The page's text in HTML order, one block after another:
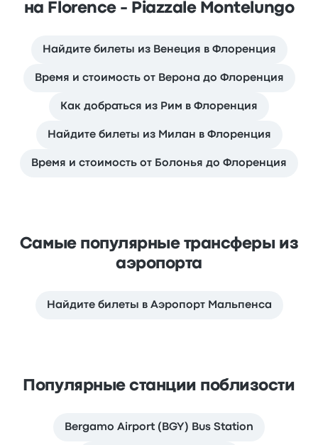
на Florence - Piazzale Montelungo
Найдите билеты из Венеция в Флоренция
Время и стоимость от Верона до Флоренция
Как добраться из Рим в Флоренция
Найдите билеты из Милан в Флоренция
Время и стоимость от Болонья до Флоренция
Самые популярные трансферы из
аэропорта
Найдите билеты в Аэропорт Мальпенса
Популярные станции поблизости
Bergamo Airport (BGY) Bus Station